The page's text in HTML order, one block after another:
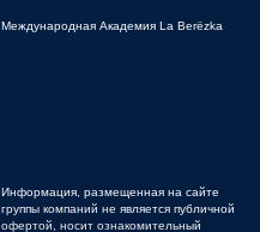
Международная Академия La Berёzka
Информация, размещенная на сайте
группы компаний не является публичной
офертой, носит ознакомительный